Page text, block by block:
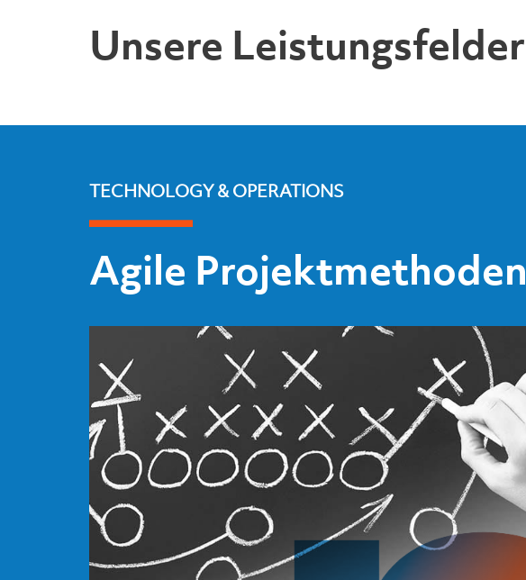
Unsere Leistungsfelder
TECHNOLOGY & OPERATIONS
Agile Projektmethoden